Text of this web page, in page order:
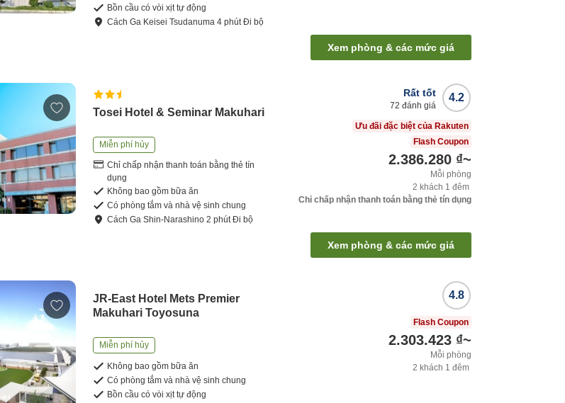
Bồn cầu có vòi xịt tự động
CáchGa Keisei Tsudanuma4 phútĐi bộ
Xem phòng & các mức giá
Tosei Hotel & Seminar Makuhari
Miễn phí hủy
Chỉ chấp nhận thanh toán bằng thẻ tín
dụng
Không bao gồm bữa ăn
Có phòng tắm và nhà vệ sinh chung
CáchGa Shin-Narashino2 phútĐi bộ
4.2
Rất tốt
72 đánh giá
Ưu đãi đặc biệt của Rakuten
Flash Coupon
2.386.280 ₫~
Mỗi phòng
2 khách 1 đêm
Chỉ chấp nhận thanh toán bằng thẻ tín dụng
Xem phòng & các mức giá
JR-East Hotel Mets Premier
Makuhari Toyosuna
Miễn phí hủy
Không bao gồm bữa ăn
Có phòng tắm và nhà vệ sinh chung
Bồn cầu có vòi xịt tự động
4.8
Flash Coupon
2.303.423 ₫~
Mỗi phòng
2 khách 1 đêm